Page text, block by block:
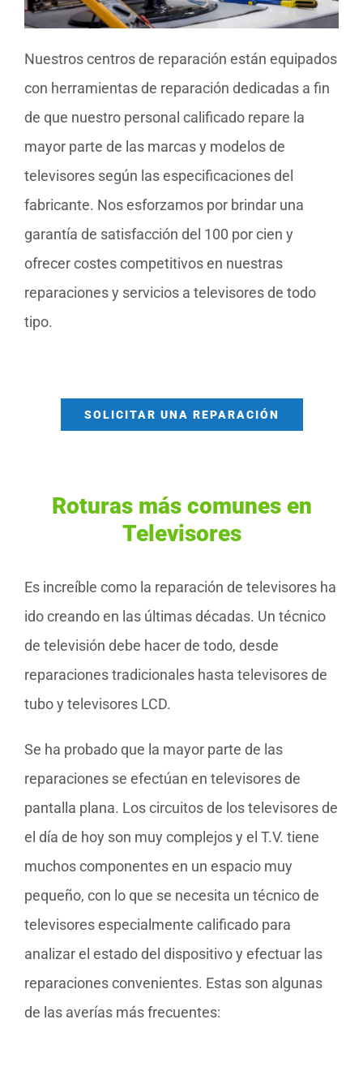
Nuestros centros de reparación están equipados
con herramientas de reparación dedicadas a fin
de que nuestro personal calificado repare la
mayor parte de las marcas y modelos de
televisores según las especificaciones del
fabricante. Nos esforzamos por brindar una
garantía de satisfacción del 100 por cien y
ofrecer costes competitivos en nuestras
reparaciones y servicios a televisores de todo
tipo.
SOLICITAR UNA REPARACIÓN
Roturas más comunes en
Televisores
Es increíble como la reparación de televisores ha
ido creando en las últimas décadas. Un técnico
de televisión debe hacer de todo, desde
reparaciones tradicionales hasta televisores de
tubo y televisores LCD.
Se ha probado que la mayor parte de las
reparaciones se efectúan en televisores de
pantalla plana. Los circuitos de los televisores de
el día de hoy son muy complejos y el T.V. tiene
muchos componentes en un espacio muy
pequeño, con lo que se necesita un técnico de
televisores especialmente calificado para
analizar el estado del dispositivo y efectuar las
reparaciones convenientes. Estas son algunas
de las averías más frecuentes: